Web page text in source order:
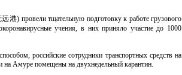
) провели тщательную подготовку к работе грузового
учения, в них приняло участие до 1000
российские сотрудники транспортных средств на
на Амуре помещены на двухнедельный карантин.